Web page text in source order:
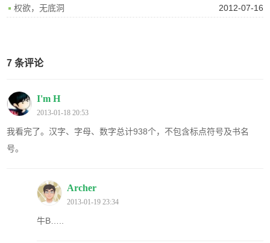
2012-07-16
权欲，无底洞
7 条评论
I'm H
2013-01-18 20:53
我看完了。汉字、字母、数字总计938个，不包含标点符号及书名
号。
Archer
2013-01-19 23:34
牛B…..